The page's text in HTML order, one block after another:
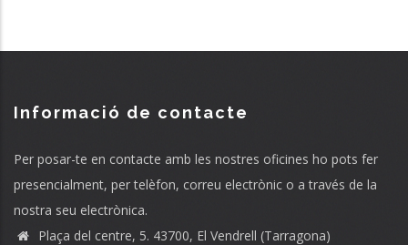
Informació de contacte
Per posar-te en contacte amb les nostres oficines ho pots fer
presencialment, per telèfon, correu electrònic o a través de la
nostra seu electrònica.
Plaça del centre, 5. 43700, El Vendrell (Tarragona)